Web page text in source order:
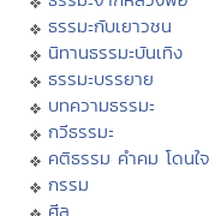
ธรรมะกับเยาวชน
นิทานธรรมะบันเทิง
ธรรมะบรรยาย
บทความธรรมะ
กวีธรรมะ
คติธรรม คำคม โดนใจ
กรรม